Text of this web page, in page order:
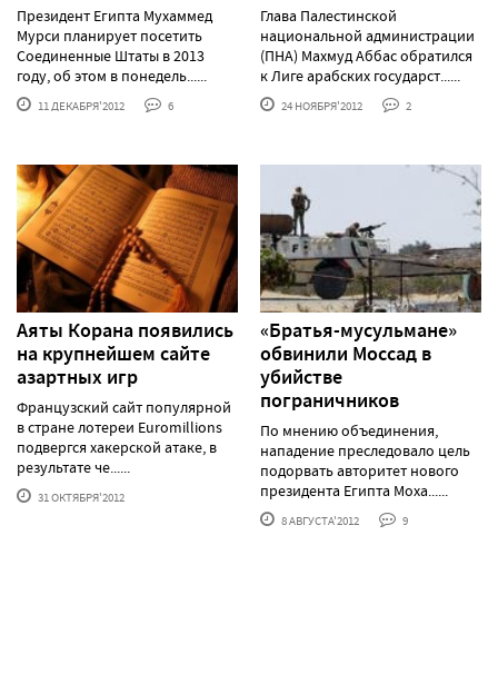
Президент Египта Мухаммед
Мурси планирует посетить
Соединенные Штаты в 2013
году, об этом в понедель......
11 ДЕКАБРЯ'2012 6
Глава Палестинской
национальной администрации
(ПНА) Махмуд Аббас обратился
к Лиге арабских государст......
24 НОЯБРЯ'2012 2
Аяты Корана появились
на крупнейшем сайте
азартных игр
Французский сайт популярной
в стране лотереи Euromillions
подвергся хакерской атаке, в
результате че......
31 ОКТЯБРЯ'2012
«Братья-мусульмане»
обвинили Моссад в
убийстве
пограничников
По мнению объединения,
нападение преследовало цель
подорвать авторитет нового
президента Египта Моха......
8 АВГУСТА'2012 9